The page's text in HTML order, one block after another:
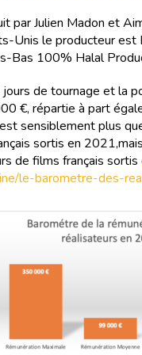
par Julien Madon et
Unis le producteur
Bas 100% Halal
de tournage et la
€, répartie à part
sensiblement plus
sortis en
de films français
le-barometre-des-